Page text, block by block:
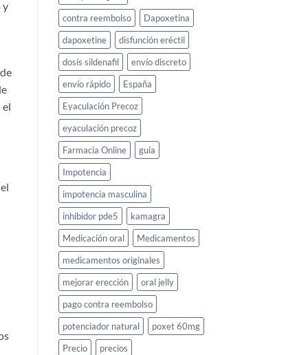
y
el
contra reembolso
Dapoxetina
dapoxetine
disfunción eréctil
dosis sildenafil
envío discreto
envío rápido
España
Eyaculación Precoz
eyaculación precoz
Farmacia Online
guia
Impotencia
impotencia masculina
inhibidor pde5
kamagra
Medicación oral
Medicamentos
medicamentos originales
mejorar erección
oral jelly
pago contra reembolso
potenciador natural
poxet 60mg
Precio
precios